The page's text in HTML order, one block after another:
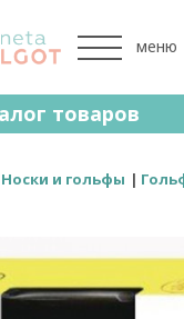
меню
товаров
Одежда
Носки и гольфы